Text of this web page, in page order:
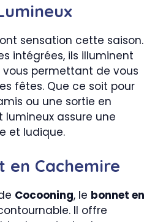
sensation cette saison.
intégrées, ils illuminent
permettant de vous
fêtes. Que ce soit pour
ou une sortie en
lumineux assure une
et ludique.
en Cachemire
Cocooning, le bonnet en
Il offre